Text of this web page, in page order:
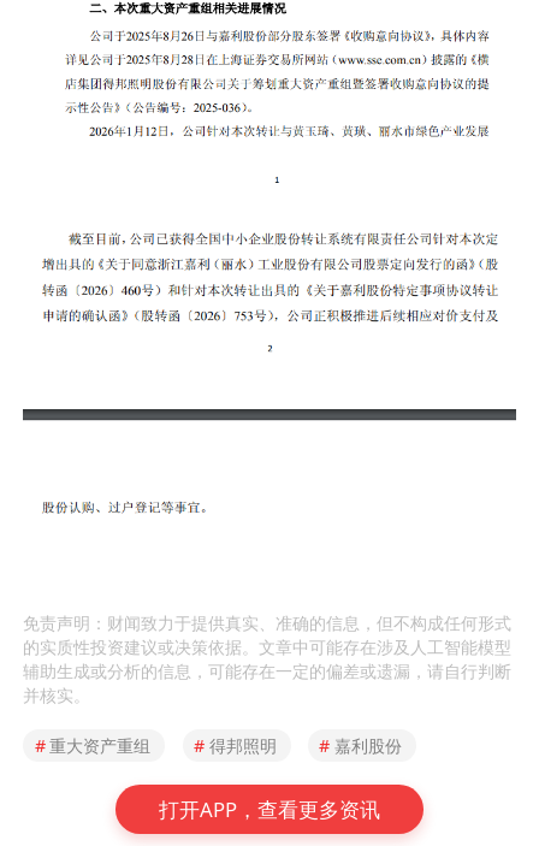
免责声明：财闻致力于提供真实、准确的信息，但不构成任何形式
的实质性投资建议或决策依据。文章中可能存在涉及人工智能模型
辅助生成或分析的信息，可能存在一定的偏差或遗漏，请自行判断
并核实。
#重大资产重组 # 得邦照明 # 嘉利股份
打开APP，查看更多资讯